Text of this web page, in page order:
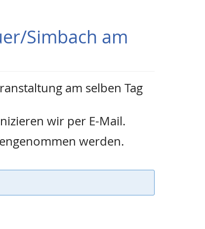
Simbach am
am selben Tag
wir per E-Mail.
werden.